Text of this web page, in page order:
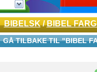
BIBELSK/BIBEL
GÅ TILBAKE TIL "BIBEL